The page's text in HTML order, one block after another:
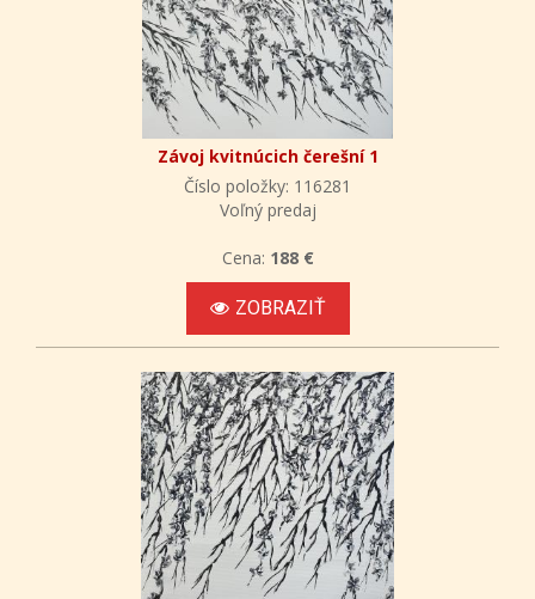
Závoj kvitnúcich čerešní 1
Číslo položky: 116281
Voľný predaj
Cena: 188 €
ZOBRAZIŤ